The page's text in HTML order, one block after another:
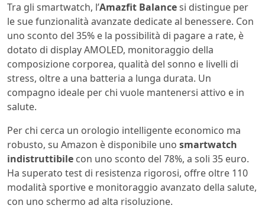
Tra gli smartwatch, l’Amazfit Balancesi distingue per
le sue funzionalità avanzate dedicate al benessere. Con
uno sconto del 35% e la possibilità di pagare a rate, è
dotato di display AMOLED, monitoraggio della
composizione corporea, qualità del sonno e livelli di
stress, oltre a una batteria a lunga durata. Un
compagno ideale per chi vuole mantenersi attivo e in
salute.
Per chi cerca un orologio intelligente economico ma
robusto, su Amazon è disponibile uno smartwatch
indistruttibile con uno sconto del 78%, a soli 35 euro.
Ha superato test di resistenza rigorosi, offre oltre 110
modalità sportive e monitoraggio avanzato della salute,
con uno schermo ad alta risoluzione.